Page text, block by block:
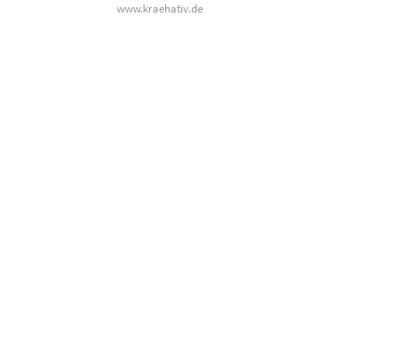
www.kraehativ.de